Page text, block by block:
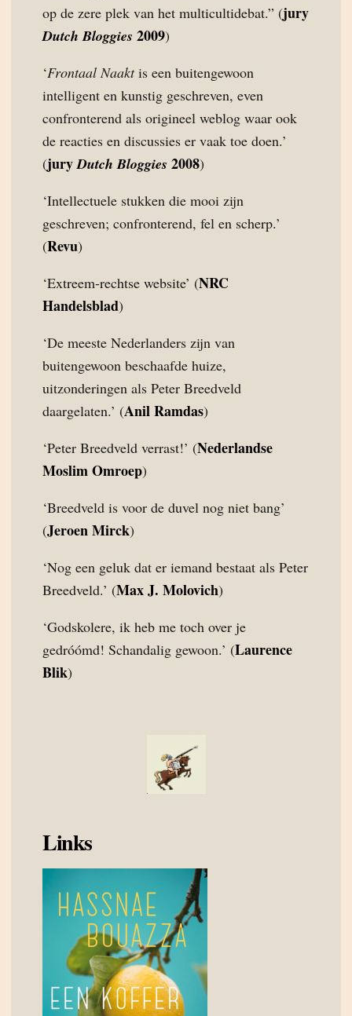
op de zere plek van het multicultidebat.” (jury
Dutch Bloggies 2009)
‘Frontaal Naaktis een buitengewoon
intelligent en kunstig geschreven, even
confronterend als origineel weblog waar ook
de reacties en discussies er vaak toe doen.’
(juryDutch Bloggies 2008)
‘Intellectuele stukken die mooi zijn
geschreven; confronterend, fel en scherp.’
(Revu)
‘Extreem-rechtse website’ (NRC
Handelsblad)
‘De meeste Nederlanders zijn van
buitengewoon beschaafde huize,
uitzonderingen als Peter Breedveld
daargelaten.’ (Anil Ramdas)
‘Peter Breedveld verrast!’ (Nederlandse
Moslim Omroep)
‘Breedveld is voor de duvel nog niet bang’
(Jeroen Mirck)
‘Nog een geluk dat er iemand bestaat als Peter
Breedveld.’ (Max J. Molovich)
‘Godskolere, ik heb me toch over je
gedróómd! Schandalig gewoon.’ (Laurence
Blik)
Links